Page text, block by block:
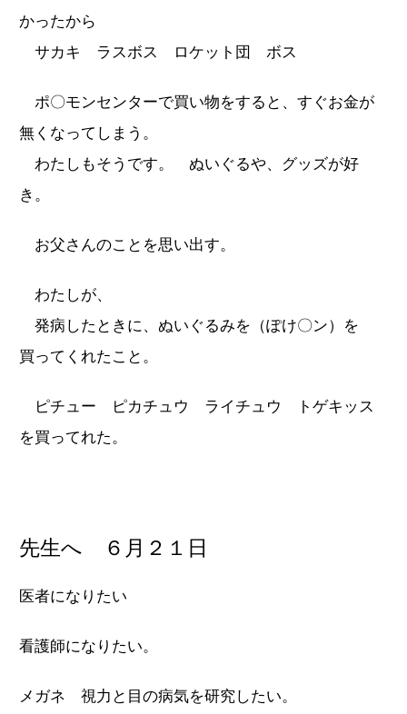
かったから
サカキ ラスボス ロケット団 ボス
ポ〇モンセンターで買い物をすると、すぐお金が
無くなってしまう。
わたしもそうです。 ぬいぐるや、グッズが好
き。
お父さんのことを思い出す。
わたしが、
発病したときに、ぬいぐるみを（ぽけ〇ン）を
買ってくれたこと。
ピチュー ピカチュウ ライチュウ トゲキッス
を買ってれた。
先生へ ６月２１日
医者になりたい
看護師になりたい。
メガネ 視力と目の病気を研究したい。